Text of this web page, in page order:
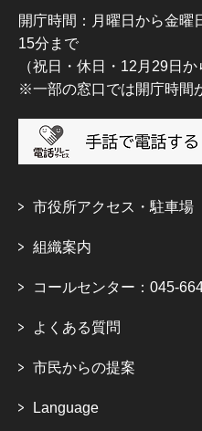
開庁時間：月曜日から金曜
15分まで
（祝日・休日・12月29日か
※一部の窓口では開庁時間
市役所アクセス・駐車場
組織案内
コールセンター：045-
よくある質問
市民からの提案
Language